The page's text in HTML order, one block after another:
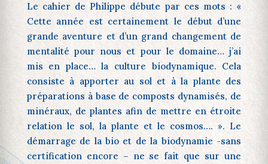
Le cahier de Philippe débute par ces mots : «
Cette année est certainement le début d’une
grande aventure et d’un grand changement de
mentalité pour nous et pour le domaine… j’ai
mis en place… la culture biodynamique. Cela
consiste à apporter au sol et à la plante des
préparations à base de composts dynamisés, de
minéraux, de plantes afin de mettre en étroite
relation le sol, la plante et le cosmos…. ». Le
démarrage de la bio et de la biodynamie -sans
certification encore – ne se fait que sur une